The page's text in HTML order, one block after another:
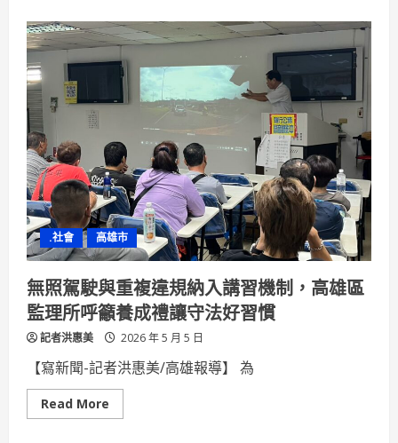
師
大
友
青
揮
家
劉
人
仁
連
獲
兩
項
國
際
指
揮
比
賽
冠
軍
.社會 高雄市
無照駕駛與重複違規納入講習機制，高雄區
監理所呼籲養成禮讓守法好習慣
記者洪惠美 2026 年 5 月 5 日
【寫新聞-記者洪惠美/高雄報導】 為
Read More
more